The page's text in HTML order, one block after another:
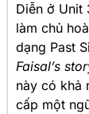
Diễn ở Unit
làm chủ
dạng Past
Faisal’s
này có khả
cấp một